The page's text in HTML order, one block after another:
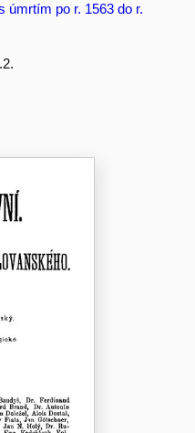
úmrtím po r. 1563 do r.